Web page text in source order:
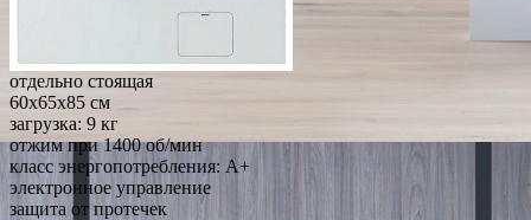
отдельно стоящая
60x65x85 см
загрузка: 9 кг
отжим при 1400 об/мин
класс энергопотребления: A+
электронное управление
защита от протечек